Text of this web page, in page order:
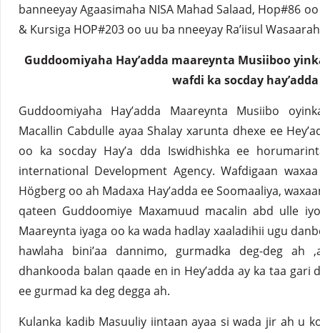
banneeyay Agaasimaha NISA Mahad Salaad, Hop#86
& Kursiga HOP#203 oo uu ba nneeyay Ra’iisul
Guddoomiyaha Hay’adda maareynta Musiiboo
wafdi ka socday hay’adda
Guddoomiyaha Hay’adda Maareynta Musiibo
Macallin Cabdulle ayaa Shalay xarunta dhexe ee
oo ka socday Hay’a dda Iswidhishka ee
international Development Agency. Wafdigaan
Högberg oo ah Madaxa Hay’adda ee Soomaaliya,
qateen Guddoomiye Maxamuud macalin abd ulle
Maareynta iyaga oo ka wada hadlay xaaladihii ugu
hawlaha bini’aa dannimo, gurmadka deg-deg ah
dhankooda balan qaade en in Hey’adda ay ka taa
ee gurmad ka deg degga ah.
Kulanka kadib Masuuliy iintaan ayaa si wada jir ah u